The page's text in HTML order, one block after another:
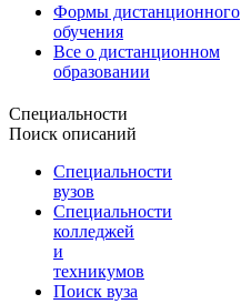
Формы дистанционного
обучения
Все о дистанционном
образовании
Специальности
Поиск описаний
Специальности
вузов
Специальности
колледжей
и
техникумов
Поиск вуза